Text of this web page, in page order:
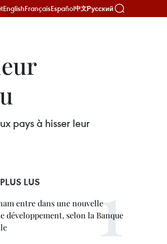
EnglishFrançaisEspañol中文Русский
pays à hisser leur
LUS
entre dans une nouvelle
développement, selon la Banque